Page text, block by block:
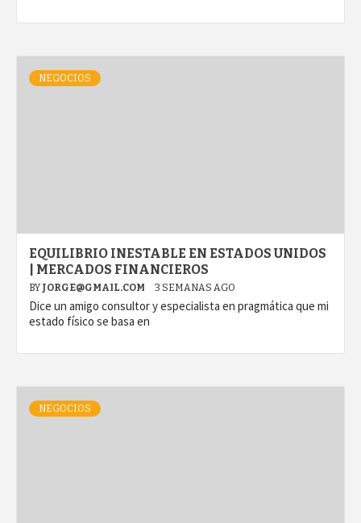
NEGOCIOS
EQUILIBRIO INESTABLE EN ESTADOS UNIDOS
| MERCADOS FINANCIEROS
BY JORGE@GMAIL.COM 3 SEMANAS AGO
Dice un amigo consultor y especialista en pragmática que mi
estado físico se basa en
NEGOCIOS